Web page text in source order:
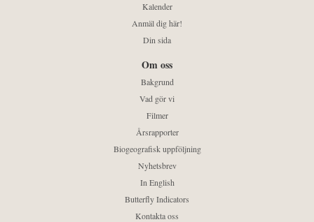
Kalender
Anmäl dig här!
Din sida
Om oss
Bakgrund
Vad gör vi
Filmer
Årsrapporter
Biogeografisk uppföljning
Nyhetsbrev
In English
Butterfly Indicators
Kontakta oss